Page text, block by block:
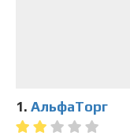
1. АльфаТорг